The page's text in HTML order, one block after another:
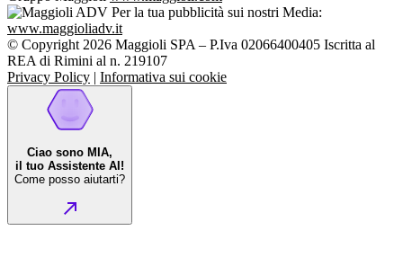
Per la tua pubblicità sui nostri Media:
www.maggioliadv.it
© Copyright 2026 Maggioli SPA – P.Iva 02066400405 Iscritta al
REA di Rimini al n. 219107
Privacy Policy | Informativa sui cookie
Ciao sono MIA,
il tuo Assistente AI!
Come posso aiutarti?